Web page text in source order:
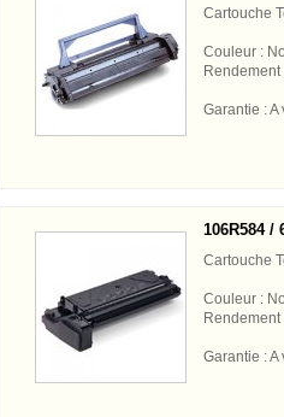
Cartouche
Couleur :
Garantie : A
106R584 /
Cartouche
Couleur :
Garantie : A